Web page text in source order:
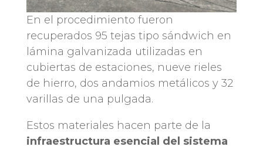
En el procedimiento fueron
recuperados 95 tejas tipo sándwich en
lámina galvanizada utilizadas en
cubiertas de estaciones, nueve rieles
de hierro, dos andamios metálicos y 32
varillas de una pulgada.
Estos materiales hacen parte de la
infraestructura esencial del sistema